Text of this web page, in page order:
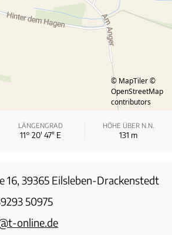
© MapTiler ©
OpenStreetMap
contributors
LÄNGENGRAD
11° 20′ 47″ E
HÖHE ÜBER N.N.
131 m
16, 39365 Eilsleben-Drackenstedt
50975
online.de